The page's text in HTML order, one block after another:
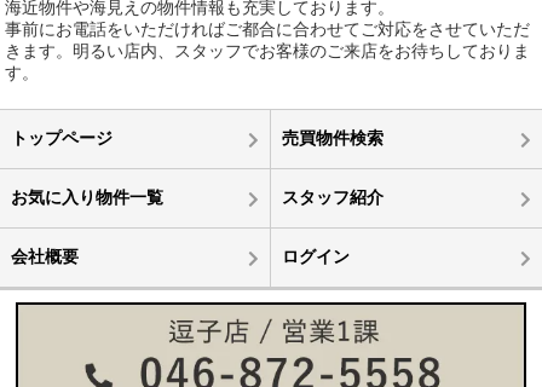
海近物件や海見えの物件情報も充実しております。
事前にお電話をいただければご都合に合わせてご対応をさせていただ
きます。明るい店内、スタッフでお客様のご来店をお待ちしておりま
す。
トップページ 売買物件検索
お気に入り物件一覧 スタッフ紹介
会社概要 ログイン